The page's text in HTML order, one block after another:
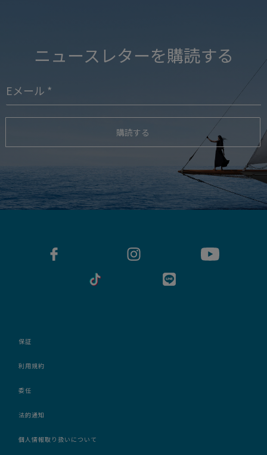
ニュースレターを購読する
購読する
保証
利用規約
委任
法的通知
個人情報取り扱いについて